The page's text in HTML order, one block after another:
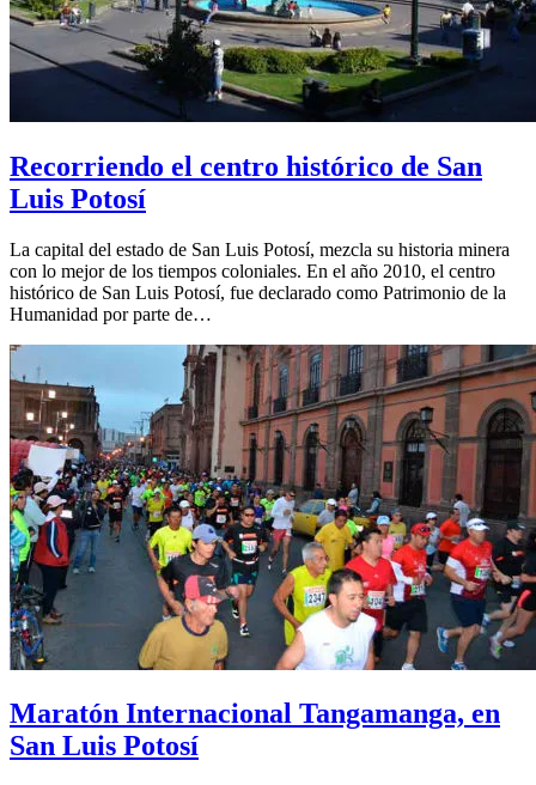
Recorriendo el centro histórico de San
Luis Potosí
La capital del estado de San Luis Potosí, mezcla su historia minera
con lo mejor de los tiempos coloniales. En el año 2010, el centro
histórico de San Luis Potosí, fue declarado como Patrimonio de la
Humanidad por parte de…
Maratón Internacional Tangamanga, en
San Luis Potosí